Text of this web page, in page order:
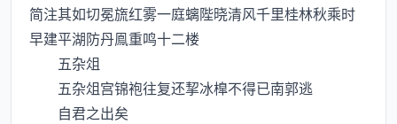
简注其如切冕旒红雾一庭螭陛晓清风千里桂林秋乘时
早建平湖防丹鳯重鸣十二楼
五杂俎
五杂俎宫锦袍往复还挈冰橰不得已南郭逃
自君之出矣